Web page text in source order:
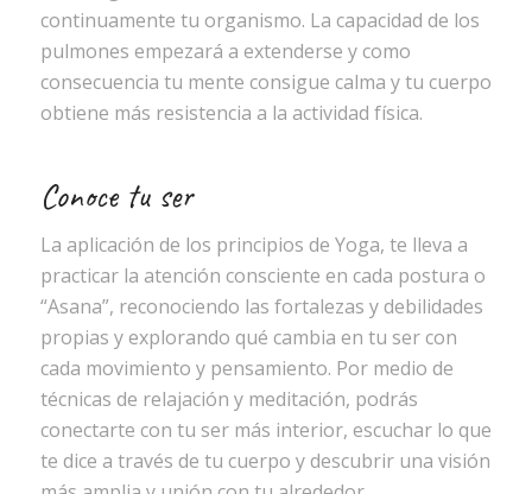
continuamente tu organismo. La capacidad de los
pulmones empezará a extenderse y como
consecuencia tu mente consigue calma y tu cuerpo
obtiene más resistencia a la actividad física.
Conoce tu ser
La aplicación de los principios de Yoga, te lleva a
practicar la atención consciente en cada postura o
“Asana”, reconociendo las fortalezas y debilidades
propias y explorando qué cambia en tu ser con
cada movimiento y pensamiento. Por medio de
técnicas de relajación y meditación, podrás
conectarte con tu ser más interior, escuchar lo que
te dice a través de tu cuerpo y descubrir una visión